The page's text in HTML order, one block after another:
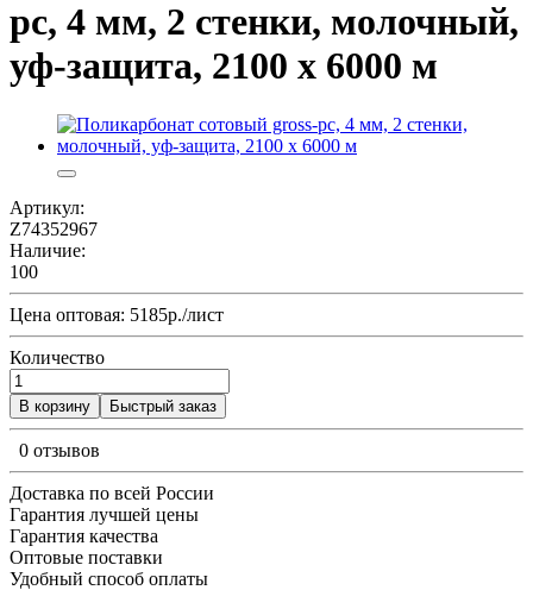
pc, 4 мм, 2 стенки, молочный,
уф-защита, 2100 х 6000 м
Артикул:
Z74352967
Наличие:
100
Цена оптовая: 5185р./лист
Количество
В корзину Быстрый заказ
0 отзывов
Доставка по всей России
Гарантия лучшей цены
Гарантия качества
Оптовые поставки
Удобный способ оплаты